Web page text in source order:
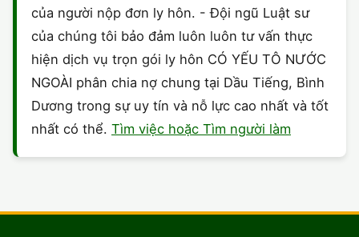
của người nộp đơn ly hôn. - Đội ngũ Luật sư
của chúng tôi bảo đảm luôn luôn tư vấn thực
hiện dịch vụ trọn gói ly hôn CÓ YẾU TÔ NƯỚC
NGOÀI phân chia nợ chung tại Dầu Tiếng, Bình
Dương trong sự uy tín và nỗ lực cao nhất và tốt
nhất có thể. Tìm việc hoặc Tìm người làm